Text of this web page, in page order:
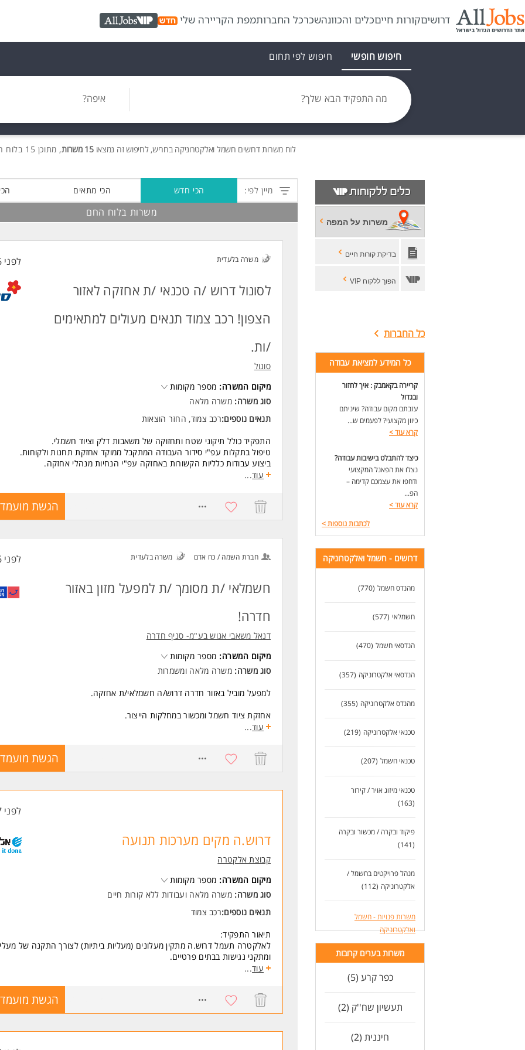
דרושיםקורות חייםכלים והכוונהשכרכל החברותמפת הקריירה שלי AllJobs VIP
חיפוש חופשי חיפוש לפי תחום
מה התפקיד הבא שלך? איפה?
לוח משרותדרושים חשמל ואלקטרוניקה בחריש, לחיפוש זה נמצאו15 משרות , מתוכן 15 בלוח החם חינם!
משרות על המפה
בדיקת קורות חיים
הפוך ללקוח VIP
כל החברות
כל המידע למציאת עבודה
קריירה בקאמבק : איך לחזור
ובגדול
עזבתם מקום עבודה? שיניתם
כיוון מקצועי? לפעמים ש...
קרא עוד>
כיצד להתבלט בישיבות עבודה?
נצלו את הפאנל המקצועי
ודחפו את עצמכם קדימה –
הפ...
קרא עוד>
לכתבות נוספות>
דרושים - חשמל ואלקטרוניקה
מהנדס חשמל (770)
חשמלאי (577)
הנדסאי חשמל (470)
הנדסאי אלקטרוניקה (357)
מהנדס אלקטרוניקה (355)
טכנאי אלקטרוניקה (219)
טכנאי חשמל (207)
טכנאי מיזוג אויר / קירור
(163)
פיקוד ובקרה / מכשור ובקרה
(141)
מנהל פרויקטים בחשמל /
אלקטרוניקה (112)
משרות פנויות - חשמל
ואלקטרוניקה
משרות בערים קרובות
כפר קרע (5)
תעשיון שח''ק (2)
חיננית (2)
מיין לפי: הכי חדש הכי מתאים
משרות בלוח החם
משרה בלעדית לפני 6 שעות
לסונול דרוש /ה טכנאי /ת אחזקה לאזור
הצפון! רכב צמוד תנאים מעולים למתאימים
/ות.
סונול
מיקום המשרה: מספר מקומות
סוג משרה: משרה מלאה
תנאים נוספים:רכב צמוד, החזר הוצאות
התפקיד כולל תיקוני שטח ותחזוקה של משאבות דלק וציוד חשמלי.
טיפול בתקלות עפ"י סידור העבודה המתקבל ממוקד אחזקת תחנות ולקוחות.
ביצוע עבודות כלליות הקשורות באחזקה עפ"י הנחיות מנהלי אחזקה.
נכונות למשרה מלאה א-ה 6:30-15:15+ תורנות בימי שישי.
דרישות:
טכנאי/ת / הנדסאי/ת חשמל, או טכנאי/ת/הנדסאי/ת מכשור ובקרה, או בוגר/ת בי"ס
רישיון חשמלאי מוסמך או עוזר/ת - יתרון משמעותי.
בעל/ת יכולת עבודה עצמאית, משמעת עצמית גבוהה, תודעת שירות וחוש טכני.
לעוד משרות ומידע על סונול >
עוד...
הגשת
חברת השמה / כח אדם משרה בלעדית לפני 6 שעות
חשמלאי /ת מסומך /ת למפעל מזון באזור
חדרה!
דנאל משאבי אנוש בע"מ- סניף חדרה
מיקום המשרה: מספר מקומות
סוג משרה: משרה מלאה ומשמרות
למפעל מוביל באזור חדרה דרוש/ה חשמלאי/ת אחזקה.
אחזקת ציוד חשמל ומכשור במחלקות הייצור.
כיול מכשירים, לוחות חשמל, מדידות אנליטיות ועוד.
רישיון חשמלאי/ת מוסמך/ת - חובה.
ניסיון קודם בתעשייה - חובה
עוד...
הגשת
לפני 7 שעות
דרוש.ה מקים מערכות תנועה
קבוצת אלקטרה
מיקום המשרה: מספר מקומות
סוג משרה: משרה מלאה ועבודות ללא קורות חיים
תנאים נוספים:רכב צמוד
תיאור התפקיד:
לאלקטרה תעמל דרוש.ה מתקין מעלונים (מעליות ביתיות) לצורך התקנה של
ומתקני נגישות בבתים פרטיים.
התפקיד כולל: הרכבה והתקנה של כל שלבי המעלית.
ימים ושעות: א'-ה' 16:45 - 07:30 + שעות נוספות
עוד...
הגשת